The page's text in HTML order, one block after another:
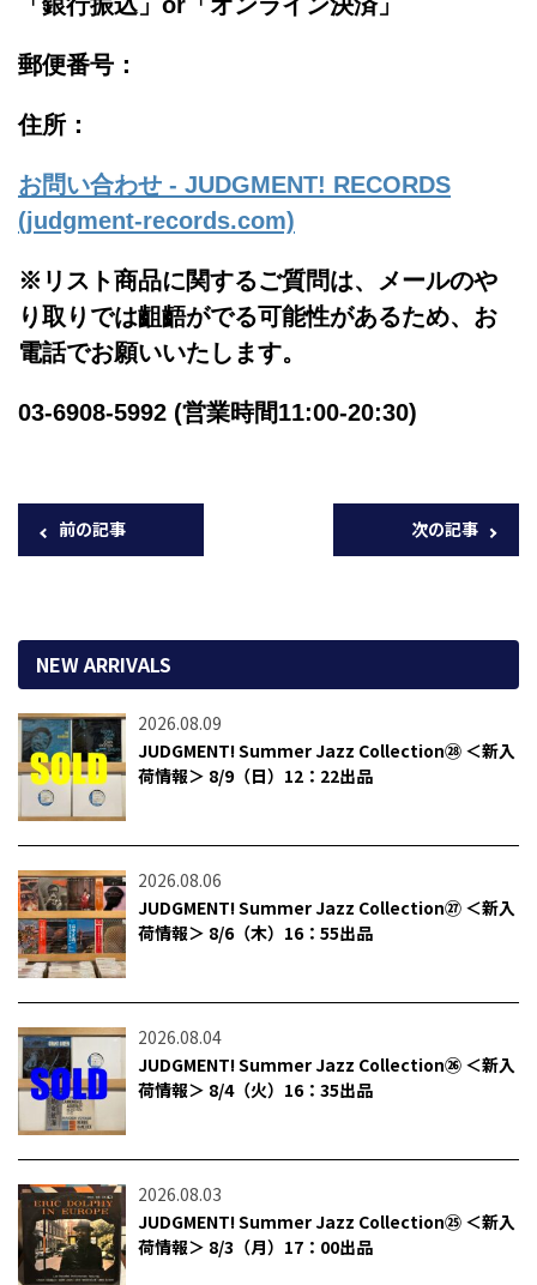
「銀行振込」or「 オンライン決済」
郵便番号：
住所：
お問い合わせ - JUDGMENT! RECORDS
(judgment-records.com)
※リスト商品に関するご質問は、メールのや
り取りでは齟齬がでる可能性があるため、お
電話でお願いいたします。
03-6908-5992 (営業時間11:00-20:30)
前の記事 次の記事
NEW ARRIVALS
2026.08.09
JUDGMENT! Summer Jazz Collection㉘ ＜新入
荷情報＞ 8/9（日）12：22出品
2026.08.06
JUDGMENT! Summer Jazz Collection㉗ ＜新入
荷情報＞ 8/6（木）16：55出品
2026.08.04
JUDGMENT! Summer Jazz Collection㉖ ＜新入
荷情報＞ 8/4（火）16：35出品
2026.08.03
JUDGMENT! Summer Jazz Collection㉕ ＜新入
荷情報＞ 8/3（月）17：00出品